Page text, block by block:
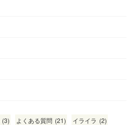
(3) よくある質問 (21) イライラ (2)